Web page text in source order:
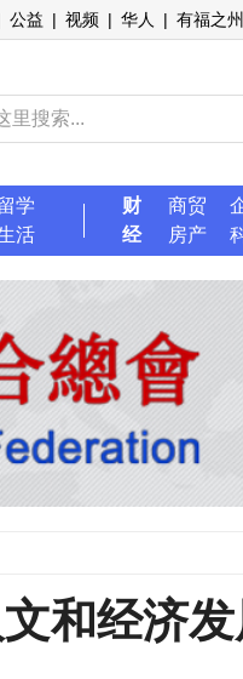
公益 | 视频 | 华人 | 有福之州
学
活
财
经
商贸
房产
和经济